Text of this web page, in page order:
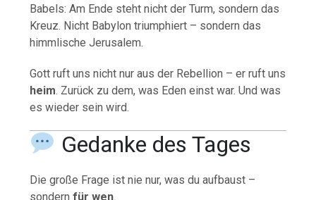
Babels: Am Ende steht nicht der Turm, sondern das
Kreuz. Nicht Babylon triumphiert – sondern das
himmlische Jerusalem.
Gott ruft uns nicht nur aus der Rebellion – er ruft uns
heim. Zurück zu dem, was Eden einst war. Und was
es wieder sein wird.
Gedanke des Tages
Die große Frage ist nie nur, was du aufbaust –
sondernfür wen.